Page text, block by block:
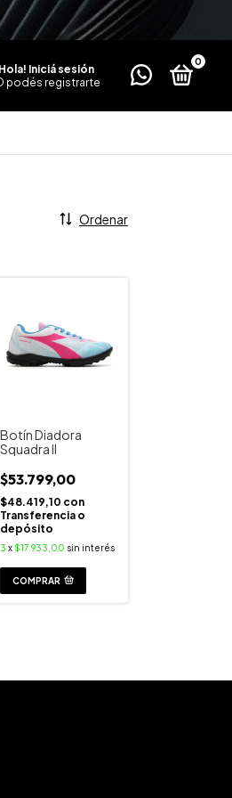
Iniciá sesión
podés registrarte
0
Ordenar
Botín Diadora
Squadra II
$53.799,00
$48.419,10 con
Transferencia o
depósito
3 x $17.933,00 sin interés
COMPRAR